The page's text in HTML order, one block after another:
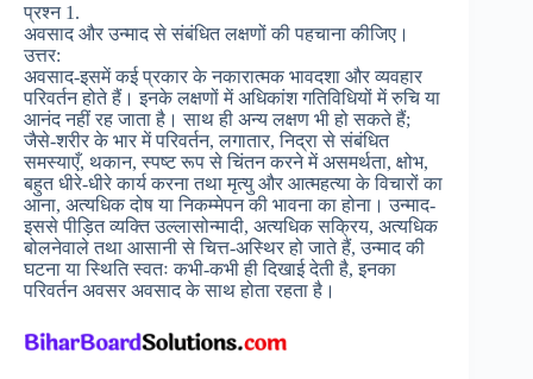
प्रश्न 1.
अवसाद और उन्माद से संबंधित लक्षणों की पहचाना कीजिए।
उत्तर:
अवसाद-इसमें कई प्रकार के नकारात्मक भावदशा और व्यवहार
परिवर्तन होते हैं। इनके लक्षणों में अधिकांश गतिविधियों में रुचि या
आनंद नहीं रह जाता है। साथ ही अन्य लक्षण भी हो सकते हैं;
जैसे-शरीर के भार में परिवर्तन, लगातार, निद्रा से संबंधित
समस्याएँ, थकान, स्पष्ट रूप से चिंतन करने में असमर्थता, क्षोभ,
बहुत धीरे-धीरे कार्य करना तथा मृत्यु और आत्महत्या के विचारों का
आना, अत्यधिक दोष या निकम्मेपन की भावना का होना। उन्माद-
इससे पीड़ित व्यक्ति उल्लासोन्मादी, अत्यधिक सक्रिय, अत्यधिक
बोलनेवाले तथा आसानी से चित्त-अस्थिर हो जाते हैं, उन्माद की
घटना या स्थिति स्वतः कभी-कभी ही दिखाई देती है, इनका
परिवर्तन अवसर अवसाद के साथ होता रहता है।